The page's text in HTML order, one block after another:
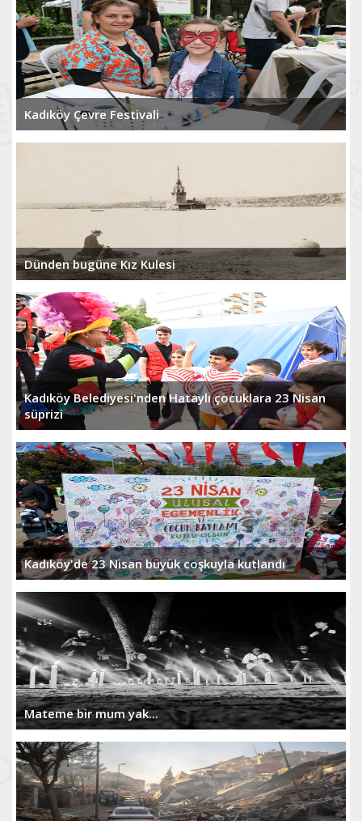
Kadıköy Çevre Festivali
Dünden bugüne Kız Kulesi
Kadıköy Belediyesi'nden Hataylı çocuklara 23 Nisan
süprizi
Kadıköy'de 23 Nisan büyük coşkuyla kutlandı
Mateme bir mum yak...